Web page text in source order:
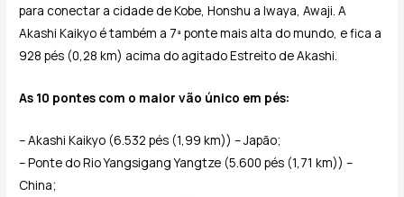
para conectar a cidade de Kobe, Honshu a Iwaya, Awaji. A
Akashi Kaikyo é também a 7ª ponte mais alta do mundo, e fica a
928 pés (0,28 km) acima do agitado Estreito de Akashi.
As 10 pontes com o maior vão único em pés:
– Akashi Kaikyo (6.532 pés (1,99 km)) – Japão;
– Ponte do Rio Yangsigang Yangtze (5.600 pés (1,71 km)) –
China;